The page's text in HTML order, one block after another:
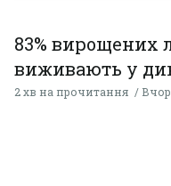
83% вирощених
виживають у
2 хв на прочитання